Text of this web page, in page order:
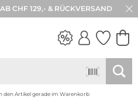
CHF 129,- & RÜCKVERSAND
RÜCKGABE
den Artikel gerade im Warenkorb